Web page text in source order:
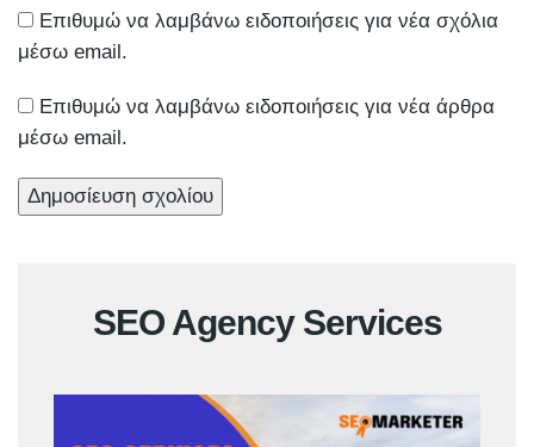
Επιθυμώ να λαμβάνω ειδοποιήσεις για νέα σχόλια
μέσω email.
Επιθυμώ να λαμβάνω ειδοποιήσεις για νέα άρθρα
μέσω email.
SEO Agency Services